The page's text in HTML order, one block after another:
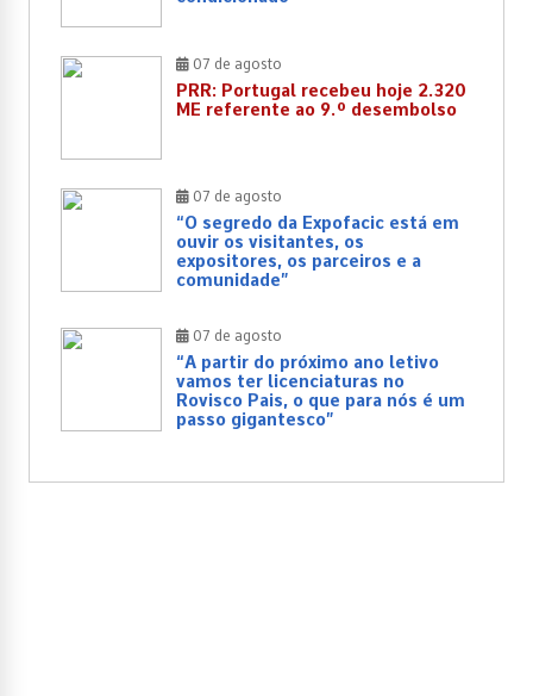
07 de agosto
PRR: Portugal recebeu hoje 2.320
ME referente ao 9.º desembolso
07 de agosto
“O segredo da Expofacic está em
ouvir os visitantes, os
expositores, os parceiros e a
comunidade”
07 de agosto
“A partir do próximo ano letivo
vamos ter licenciaturas no
Rovisco Pais, o que para nós é um
passo gigantesco”